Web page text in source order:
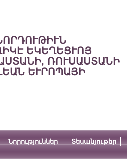
ԵԿԵՂԵՑՒՈՅ
ՌՈՒՍԱՍՏԱՆԻ
ԵՒՐՈՊԱՅԻ
Նորություններ Տեսանյութեր